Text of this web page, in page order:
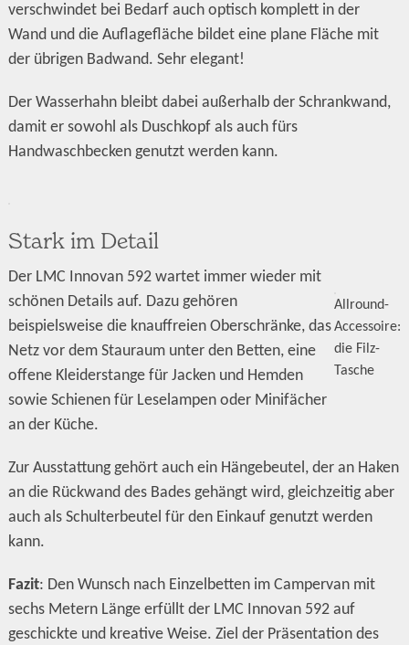
verschwindet bei Bedarf auch optisch komplett in der
Wand und die Auflagefläche bildet eine plane Fläche mit
der übrigen Badwand. Sehr elegant!
Der Wasserhahn bleibt dabei außerhalb der Schrankwand,
damit er sowohl als Duschkopf als auch fürs
Handwaschbecken genutzt werden kann.
Stark im Detail
Allround-
Accessoire:
die Filz-
Tasche
Der LMC Innovan 592 wartet immer wieder mit
schönen Details auf. Dazu gehören
beispielsweise die knauffreien Oberschränke, das
Netz vor dem Stauraum unter den Betten, eine
offene Kleiderstange für Jacken und Hemden
sowie Schienen für Leselampen oder Minifächer
an der Küche.
Zur Ausstattung gehört auch ein Hängebeutel, der an Haken
an die Rückwand des Bades gehängt wird, gleichzeitig aber
auch als Schulterbeutel für den Einkauf genutzt werden
kann.
Fazit: Den Wunsch nach Einzelbetten im Campervan mit
sechs Metern Länge erfüllt der LMC Innovan 592 auf
geschickte und kreative Weise. Ziel der Präsentation des